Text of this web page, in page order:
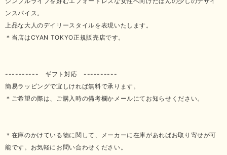
ンスパイス。
上品な大人のデイリースタイルを表現いたします。
＊当店はCYAN TOKYO正規販売店です。
---------- ギフト対応 ----------
簡易ラッピングで宜しければ無料で承ります。
＊ご希望の際は、ご購入時の備考欄かメールにてお知らせください。
＊在庫のかけている物に関して、メーカーに在庫があればお取り寄せが可
能です。お気軽にお問い合わせください。